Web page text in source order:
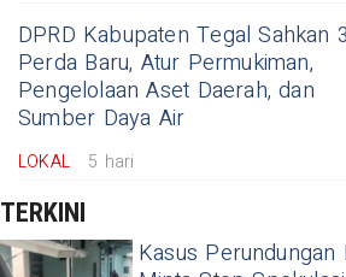
DPRD Kabupaten Tegal Sahkan 3
Perda Baru, Atur Permukiman,
Pengelolaan Aset Daerah, dan
Sumber Daya Air
LOKAL 5 hari
TERKINI
Kasus